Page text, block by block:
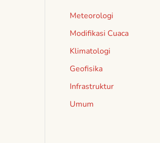
Meteorologi
Modifikasi Cuaca
Klimatologi
Geofisika
Infrastruktur
Umum